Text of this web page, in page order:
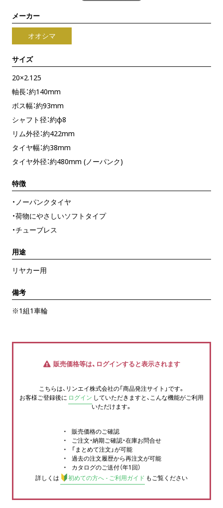
メーカー
オオシマ
サイズ
20×2.125
軸長：約140mm
ボス幅：約93mm
シャフト径：約φ8
リム外径：約422mm
タイヤ幅：約38mm
タイヤ外径：約480mm (ノーパンク)
特徴
・ノーパンクタイヤ
・荷物にやさしいソフトタイプ
・チューブレス
用途
リヤカー用
備考
※1組1車輪
販売価格等は、ログインすると表示されます
こちらは、リンエイ株式会社の「商品発注サイト」です。
お客様ご登録後に ログイン していただきますと、こんな機能がご利用
いただけます。
販売価格のご確認
ご注文・納期ご確認・在庫お問合せ
「まとめて注文」が可能
過去の注文履歴から再注文が可能
カタログのご送付（年1回）
詳しくは
初めての方へ - ご利用ガイド もご覧ください